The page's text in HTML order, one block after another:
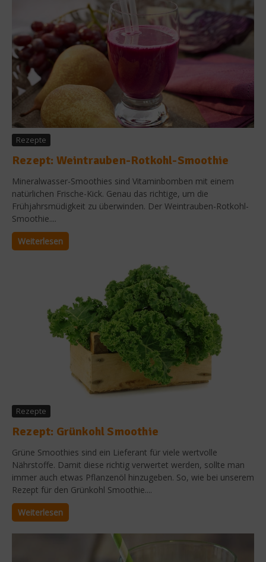
Rezepte
Rezept: Weintrauben-Rotkohl-Smoothie
Mineralwasser-Smoothies sind Vitaminbomben mit einem
natürlichen Frische-Kick. Genau das richtige, um die
Frühjahrsmüdigkeit zu überwinden. Der Weintrauben-Rotkohl-
Smoothie....
Weiterlesen
Rezepte
Rezept: Grünkohl Smoothie
Grüne Smoothies sind ein Lieferant für viele wertvolle
Nährstoffe. Damit diese richtig verwertet werden, sollte man
immer auch etwas Pflanzenöl hinzugeben. So, wie bei unserem
Rezept für den Grünkohl Smoothie....
Weiterlesen